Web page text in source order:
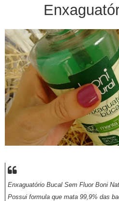
Enxaguatório Bucal Sem Fluor Boni
Possui formula que mata 99,9% das